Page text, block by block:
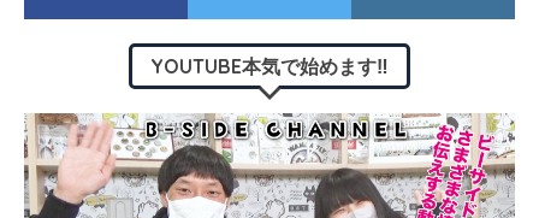
YOUTUBE本気で始めます‼︎